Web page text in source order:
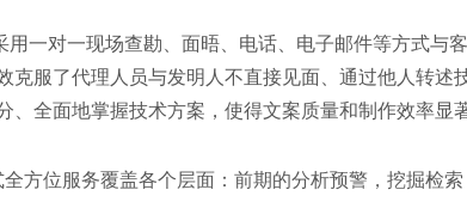
用一对一现场查勘、面晤、电话、电子邮件等方式与
克服了代理人员与发明人不直接见面、通过他人转
、全面地掌握技术方案，使得文案质量和制作效率显
方位服务覆盖各个层面：前期的分析预警，挖掘检